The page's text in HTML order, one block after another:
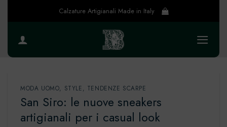
Calzature Artigianali Made in Italy
MODA UOMO, STYLE, TENDENZE SCARPE
San Siro: le nuove sneakers
artigianali per i casual look